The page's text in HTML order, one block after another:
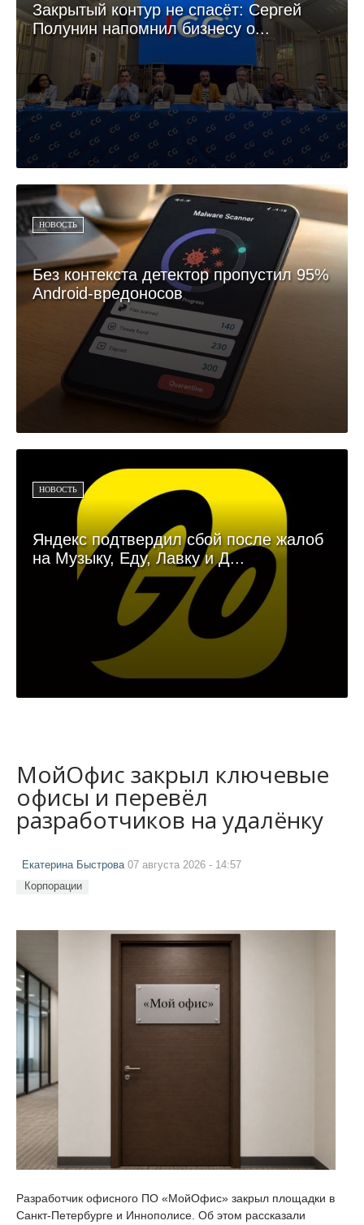
Закрытый контур не спасёт: Сергей
Полунин напомнил бизнесу о...
НОВОСТЬ
Без контекста детектор пропустил 95%
Android-вредоносов
НОВОСТЬ
Яндекс подтвердил сбой после жалоб
на Музыку, Еду, Лавку и Д...
МойОфис закрыл ключевые
офисы и перевёл
разработчиков на удалёнку
Екатерина Быстрова07 августа 2026 - 14:57
Корпорации
Разработчик офисного ПО «МойОфис» закрыл площадки в
Санкт-Петербурге и Иннополисе. Об этом рассказали